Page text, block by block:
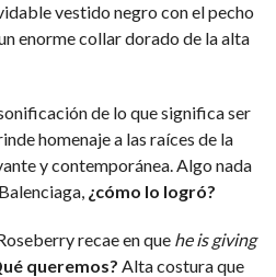
vestido negro con el pecho
enorme collar dorado de la alta
de lo que significa ser
homenaje a las raíces de la
y contemporánea. Algo nada
¿cómo lo logró?
recae en que he is giving
queremos? Alta costura que